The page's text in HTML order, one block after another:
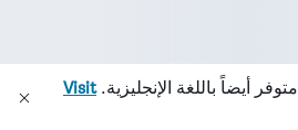
متوفر أيضاً باللغة الإنجليزية.Visit